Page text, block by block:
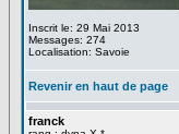
Inscrit le: 29 Mai 2013
Messages: 274
Localisation: Savoie
Revenir en haut de page
franck